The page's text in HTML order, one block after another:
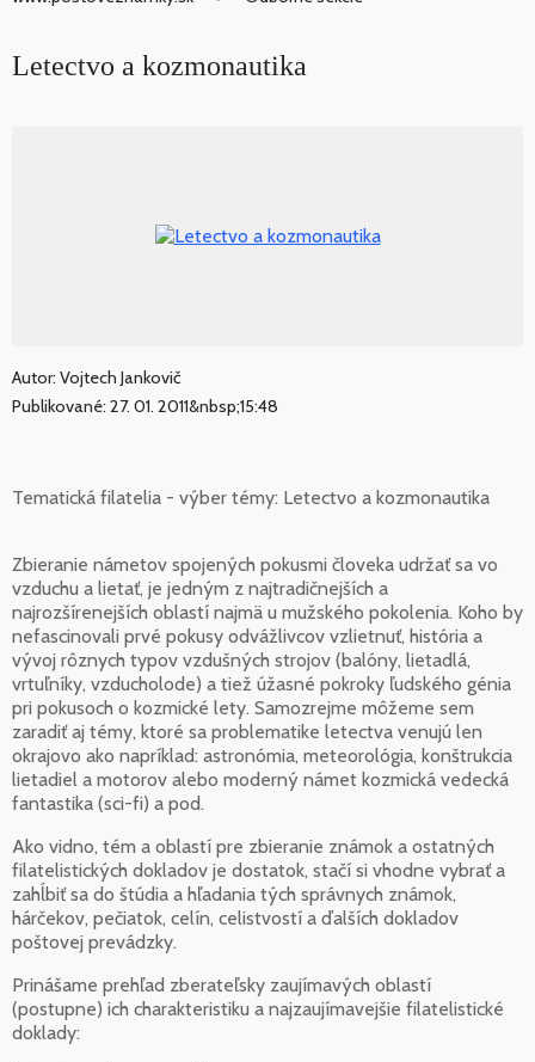
Letectvo a kozmonautika
Autor: Vojtech Jankovič
Publikované: 27. 01. 2011&nbsp;15:48
Tematická filatelia - výber témy: Letectvo a kozmonautika
Zbieranie námetov spojených pokusmi človeka udržať sa vo
vzduchu a lietať, je jedným z najtradičnejších a
najrozšírenejších oblastí najmä u mužského pokolenia. Koho by
nefascinovali prvé pokusy odvážlivcov vzlietnuť, história a
vývoj rôznych typov vzdušných strojov (balóny, lietadlá,
vrtuľníky, vzducholode) a tiež úžasné pokroky ľudského génia
pri pokusoch o kozmické lety. Samozrejme môžeme sem
zaradiť aj témy, ktoré sa problematike letectva venujú len
okrajovo ako napríklad: astronómia, meteorológia, konštrukcia
lietadiel a motorov alebo moderný námet kozmická vedecká
fantastika (sci-fi) a pod.
Ako vidno, tém a oblastí pre zbieranie známok a ostatných
filatelistických dokladov je dostatok, stačí si vhodne vybrať a
zahĺbiť sa do štúdia a hľadania tých správnych známok,
hárčekov, pečiatok, celín, celistvostí a ďalších dokladov
poštovej prevádzky.
Prinášame prehľad zberateľsky zaujímavých oblastí
(postupne) ich charakteristiku a najzaujímavejšie filatelistické
doklady: